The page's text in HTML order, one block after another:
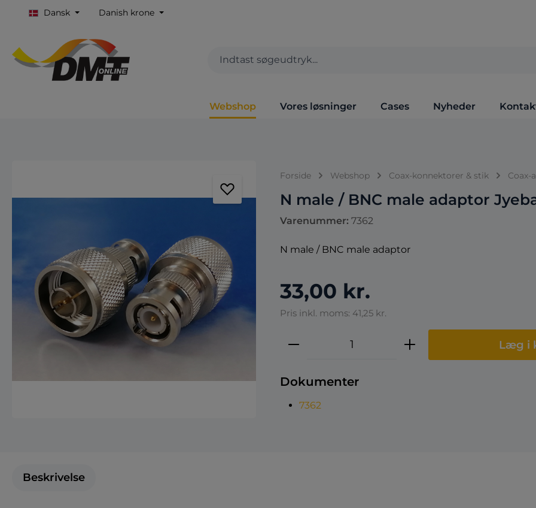
Dansk Danish krone
Webshop Vores løsninger Cases Nyheder
Forside Webshop Coax-konnektorer & stik Coax-
Varenummer: 7362
N male / BNC male adaptor
N male / BNC male adaptor
33,00 kr.
Pris inkl. moms: 41,25 kr.
Produktmængde: Indtast den Læg i
Dokumenter
7362
Beskrivelse